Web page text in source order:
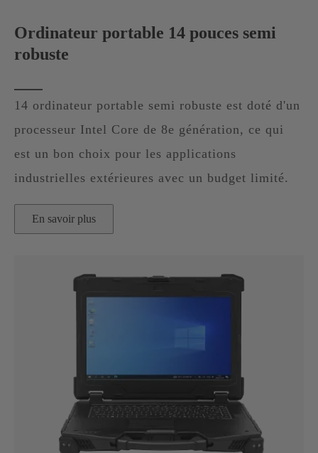
Ordinateur portable 14 pouces semi
robuste
14 ordinateur portable semi robuste est doté d'un
processeur Intel Core de 8e génération, ce qui
est un bon choix pour les applications
industrielles extérieures avec un budget limité.
En savoir plus